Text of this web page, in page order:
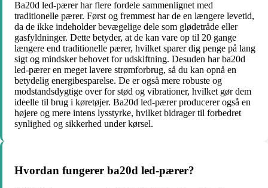
Ba20d led-pærer har flere fordele sammenlignet med
traditionelle pærer. Først og fremmest har de en længere levetid,
da de ikke indeholder bevægelige dele som glødetråde eller
gasfyldninger. Dette betyder, at de kan vare op til 20 gange
længere end traditionelle pærer, hvilket sparer dig penge på lang
sigt og mindsker behovet for udskiftning. Desuden har ba20d
led-pærer en meget lavere strømforbrug, så du kan opnå en
betydelig energibesparelse. De er også mere robuste og
modstandsdygtige over for stød og vibrationer, hvilket gør dem
ideelle til brug i køretøjer. Ba20d led-pærer producerer også en
højere og mere intens lysstyrke, hvilket bidrager til forbedret
synlighed og sikkerhed under kørsel.
Hvordan fungerer ba20d led-pærer?